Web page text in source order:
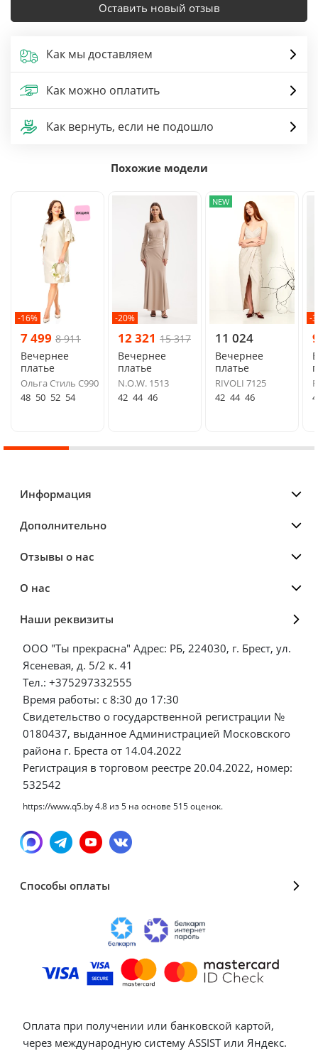
Оставить новый отзыв
Как мы доставляем
Как можно оплатить
Как вернуть, если не подошло
Похожие модели
-16%
7 499 8 911
Вечернее
платье
Ольга Стиль С990
48 50 52 54
-20%
12 321 15 317
Вечернее
платье
N.O.W. 1513
42 44 46
NEW
11 024
Вечернее
платье
RIVOLI 7125
42 44 46
-
Информация
Дополнительно
Отзывы о нас
О нас
Наши реквизиты
ООО "Ты прекрасна" Адрес: РБ, 224030, г. Брест, ул.
Ясеневая, д. 5/2 к. 41
Тел.: +375297332555
Время работы: с 8:30 до 17:30
Свидетельство о государственной регистрации №
0180437, выданное Администрацией Московского
района г. Бреста от 14.04.2022
Регистрация в торговом реестре 20.04.2022, номер:
532542
https://www.q5.by4.8 из5 на основе 515оценок.
Способы оплаты
Оплата при получении или банковской картой,
через международную систему ASSIST или Яндекс.